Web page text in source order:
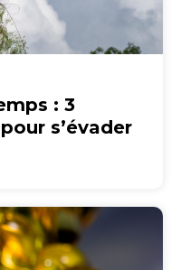
: 3
s’évader